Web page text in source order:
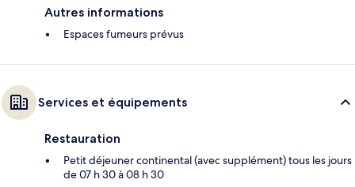
Autres informations
Espaces fumeurs prévus
Services et équipements
Restauration
Petit déjeuner continental (avec supplément) tous les jours
de 07 h 30 à 08 h 30